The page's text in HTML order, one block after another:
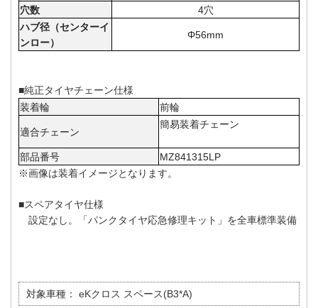
穴数
4穴
ハブ径（センターイ
ンロー）
Φ56mm
■純正タイヤチェーン仕様
装着輪
前輪
適合チェーン
簡易装着チェーン
部品番号
MZ841315LP
※画像は装着イメージとなります。
■スペアタイヤ仕様
設定なし。「パンクタイヤ応急修理キット」を全車標準装備
対象車種： eKクロス スペース(B3*A)